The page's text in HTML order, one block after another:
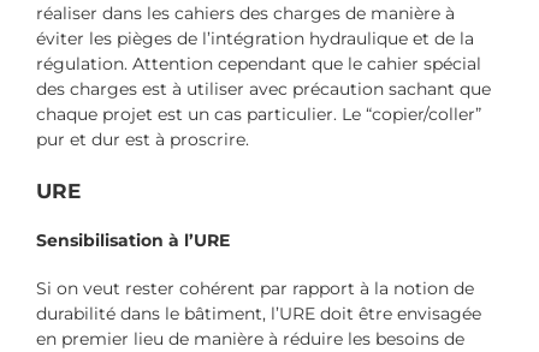
réaliser dans les cahiers des charges de manière à
éviter les pièges de l’intégration hydraulique et de la
régulation. Attention cependant que le cahier spécial
des charges est à utiliser avec précaution sachant que
chaque projet est un cas particulier. Le “copier/coller”
pur et dur est à proscrire.
URE
Sensibilisation à l’URE
Si on veut rester cohérent par rapport à la notion de
durabilité dans le bâtiment, l’URE doit être envisagée
en premier lieu de manière à réduire les besoins de